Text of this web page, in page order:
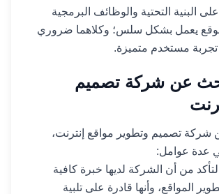
البنية التحتية والوظائف البرمجية
يعمل بشكل سلس؛ وكلاهما ضروري
مستخدم متميزة.
عن شركة تصميم
شركة تصميم وتطوير مواقع إنترنت،
عدة عوامل:
من أن الشركة لديها خبرة كافية
المواقع، وأنها قادرة على تلبية